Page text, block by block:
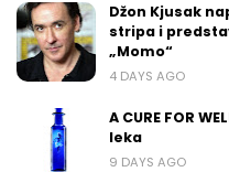
Džon Kjusak
stripa i
„Momo“
4 DAYS AGO
A CURE FOR
leka
9 DAYS AGO